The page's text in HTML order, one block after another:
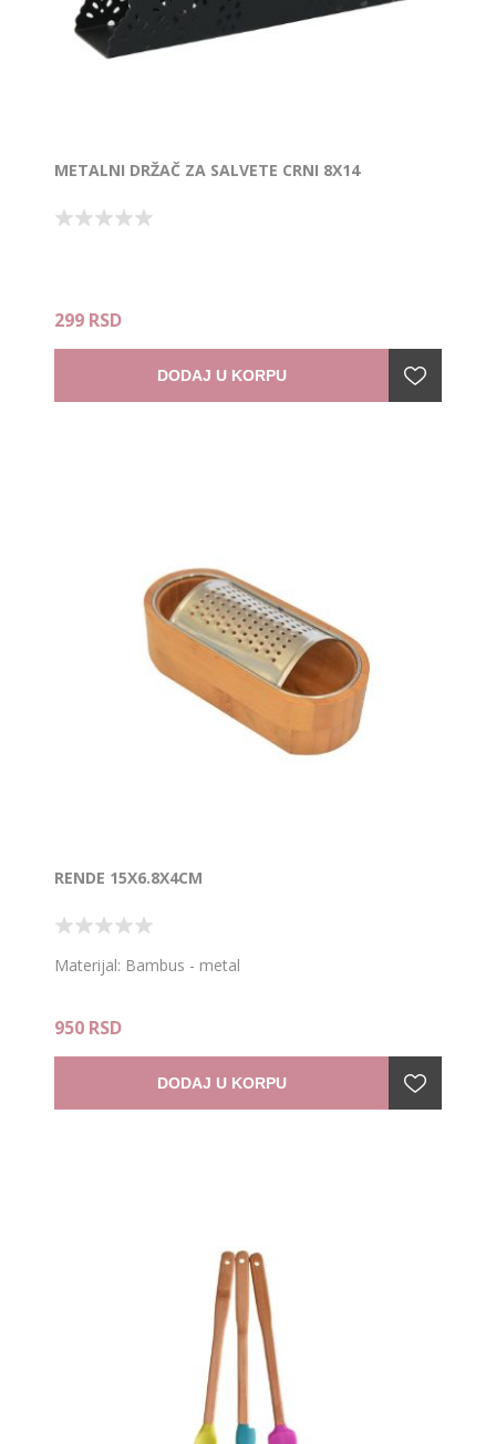
METALNI DRŽAČ ZA SALVETE CRNI 8X14
299 RSD
DODAJ U KORPU
RENDE 15X6.8X4CM
Materijal: Bambus - metal
950 RSD
DODAJ U KORPU